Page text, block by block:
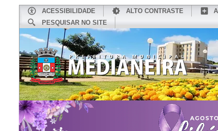
ACESSIBILIDADE ALTO CONTRASTE
PESQUISAR NO SITE
CONHEÇA MEDIANEIRA